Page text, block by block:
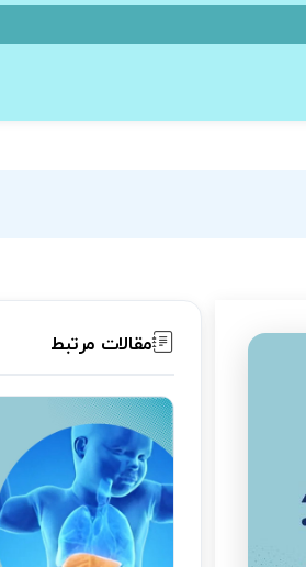
مقالات مرتبط